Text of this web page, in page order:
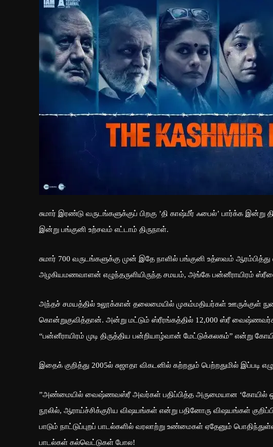
சுமார் இரண்டு வருடங்களுக்குப் பிறகு ’தி காஷ்மீர் ஃபைல்’ பார்க்க
இன்று பங்குனி உற்சவம் எட்டாம் திருநாள்.
சுமார் 700 வருடங்களுக்கு முன் இதே நாளில் பங்குனி உத்ஸவம்
அழகியமணவாளன் எழுந்தருளியிருந்த சமயம், அங்கே பன்னீராயிரம்
அந்தச் சமயத்தில் உலூக்கான் தலைமையில் முகம்மதியர்கள் ஊருக்குள்
கொன்றுகுவித்தான். அன்று மட்டும் ஸ்ரீரங்கத்தில் 12,000 ஸ்ரீ
“பன்னீராயிரம் முடி திருத்திய பன்றியாழ்வான் மேட்டுக்கலகம்” என்று
இதைக் குறித்து 2005ல் சுஜாதா விகடனில் கற்றதும் பெற்றதுமில் இப்படி
”அண்மையில் வைஷ்ணவஸ்ரீ அவர்கள் பதிப்பித்த அருமையான ‘கோயில்
நூலில், ஆராய்ச்சிக்குரிய விஷயங்கள் என்று பதினோரு விஷயங்கள்
பாடும் நாட்டுப்புறப் பாடல்களில் வரலாற்று உண்மைகள் ஏதேனும்
பாடல்கள் கல்வெட்டுகள் போல!